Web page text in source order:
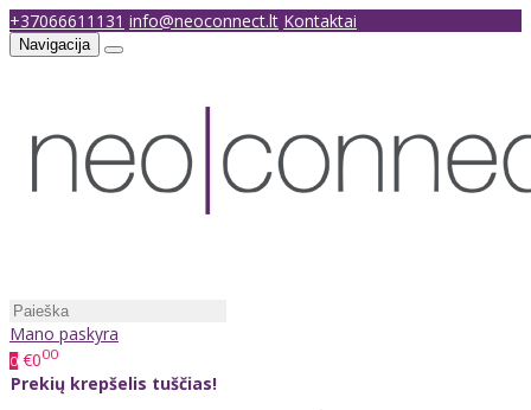
+37066611131 info@neoconnect.lt Kontaktai
Navigacija
Mano paskyra
0 €000
Prekių krepšelis tuščias!